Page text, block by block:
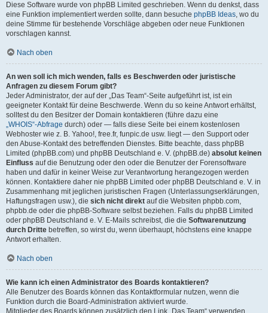
Diese Software wurde von phpBB Limited geschrieben. Wenn du denkst, dass
eine Funktion implementiert werden sollte, dann besuche phpBB Ideas, wo du
deine Stimme für bestehende Vorschläge abgeben oder neue Funktionen
vorschlagen kannst.
Nach oben
An wen soll ich mich wenden, falls es Beschwerden oder juristische
Anfragen zu diesem Forum gibt?
Jeder Administrator, der auf der „Das Team“-Seite aufgeführt ist, ist ein
geeigneter Kontakt für deine Beschwerde. Wenn du so keine Antwort erhältst,
solltest du den Besitzer der Domain kontaktieren (führe dazu eine
„WHOIS“-Abfrage durch) oder — falls diese Seite bei einem kostenlosen
Webhoster wie z. B. Yahoo!, free.fr, funpic.de usw. liegt — den Support oder
den Abuse-Kontakt des betreffenden Dienstes. Bitte beachte, dass phpBB
Limited (phpBB.com) und phpBB Deutschland e. V. (phpBB.de) absolut keinen
Einfluss auf die Benutzung oder den oder die Benutzer der Forensoftware
haben und dafür in keiner Weise zur Verantwortung herangezogen werden
können. Kontaktiere daher nie phpBB Limited oder phpBB Deutschland e. V. in
Zusammenhang mit jeglichen juristischen Fragen (Unterlassungserklärungen,
Haftungsfragen usw.), die sich nicht direkt auf die Websiten phpbb.com,
phpbb.de oder die phpBB-Software selbst beziehen. Falls du phpBB Limited
oder phpBB Deutschland e. V. E-Mails schreibst, die die Softwarenutzung
durch Dritte betreffen, so wirst du, wenn überhaupt, höchstens eine knappe
Antwort erhalten.
Nach oben
Wie kann ich einen Administrator des Boards kontaktieren?
Alle Benutzer des Boards können das Kontaktformular nutzen, wenn die
Funktion durch die Board-Administration aktiviert wurde.
Mitglieder des Boards können zusätzlich den Link „Das Team“ verwenden.